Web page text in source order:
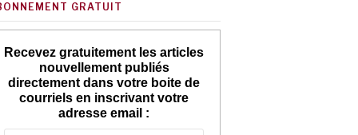
GRATUIT
Recevez gratuitement les articles
nouvellement publiés
directement dans votre boite de
courriels en inscrivant votre
adresse email :